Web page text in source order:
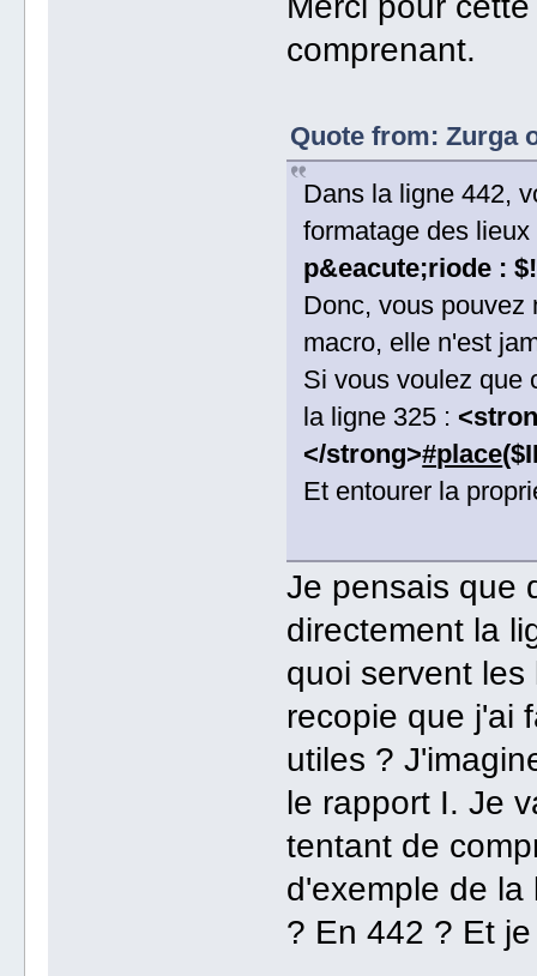
comprenant.
Quote from: Zurga
Dans la ligne 442,
formatage des
p&eacute;riode :
Donc, vous pouvez
macro, elle n'est
Si vous voulez que
la ligne 325 :
</strong>#place
Et entourer la
Je pensais que
directement la
quoi servent
recopie que j'ai
utiles ?
le rapport I. Je
tentant de
d'exemple de la
? En 442 ? Et